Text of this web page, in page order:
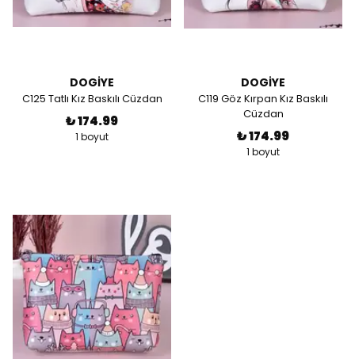
DOGİYE
C125 Tatlı Kız Baskılı Cüzdan
₺ 174.99
1 boyut
DOGİYE
C119 Göz Kırpan Kız Baskılı
Cüzdan
₺ 174.99
1 boyut